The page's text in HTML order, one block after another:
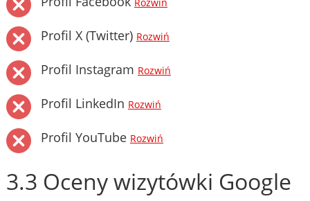
Rozwiń
Profil X (Twitter) Rozwiń
Profil Instagram Rozwiń
Profil LinkedIn Rozwiń
Profil YouTube Rozwiń
3.3 Oceny wizytówki Google